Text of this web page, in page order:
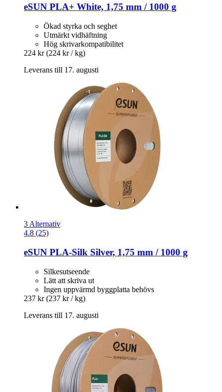
eSUN PLA+ White, 1,75 mm / 1000 g
Ökad styrka och seghet
Utmärkt vidhäftning
Hög skrivarkompatibilitet
224 kr (224 kr / kg)
Leverans till 17. augusti
3 Alternativ
4.8 (25)
eSUN PLA-​Silk Silver, 1,75 mm / 1000 g
Silkesutseende
Lätt att skriva ut
Ingen uppvärmd byggplatta behövs
237 kr (237 kr / kg)
Leverans till 17. augusti